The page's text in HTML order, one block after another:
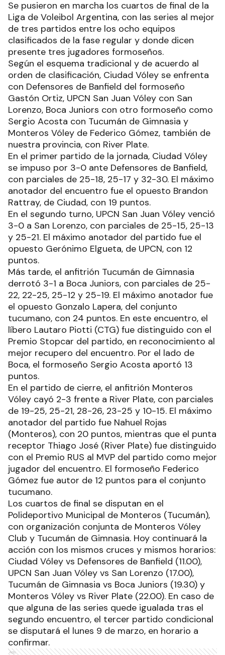
Se pusieron en marcha los cuartos de final de la
Liga de Voleibol Argentina, con las series al mejor
de tres partidos entre los ocho equipos
clasificados de la fase regular y donde dicen
presente tres jugadores formoseños.
Según el esquema tradicional y de acuerdo al
orden de clasificación, Ciudad Vóley se enfrenta
con Defensores de Banfield del formoseño
Gastón Ortiz, UPCN San Juan Vóley con San
Lorenzo, Boca Juniors con otro formoseño como
Sergio Acosta con Tucumán de Gimnasia y
Monteros Vóley de Federico Gómez, también de
nuestra provincia, con River Plate.
En el primer partido de la jornada, Ciudad Vóley
se impuso por 3-0 ante Defensores de Banfield,
con parciales de 25-18, 25-17 y 32-30. El máximo
anotador del encuentro fue el opuesto Brandon
Rattray, de Ciudad, con 19 puntos.
En el segundo turno, UPCN San Juan Vóley venció
3-0 a San Lorenzo, con parciales de 25-15, 25-13
y 25-21. El máximo anotador del partido fue el
opuesto Gerónimo Elgueta, de UPCN, con 12
puntos.
Más tarde, el anfitrión Tucumán de Gimnasia
derrotó 3-1 a Boca Juniors, con parciales de 25-
22, 22-25, 25-12 y 25-19. El máximo anotador fue
el opuesto Gonzalo Lapera, del conjunto
tucumano, con 24 puntos. En este encuentro, el
líbero Lautaro Piotti (CTG) fue distinguido con el
Premio Stopcar del partido, en reconocimiento al
mejor recupero del encuentro. Por el lado de
Boca, el formoseño Sergio Acosta aportó 13
puntos.
En el partido de cierre, el anfitrión Monteros
Vóley cayó 2-3 frente a River Plate, con parciales
de 19-25, 25-21, 28-26, 23-25 y 10-15. El máximo
anotador del partido fue Nahuel Rojas
(Monteros), con 20 puntos, mientras que el punta
receptor Thiago José (River Plate) fue distinguido
con el Premio RUS al MVP del partido como mejor
jugador del encuentro. El formoseño Federico
Gómez fue autor de 12 puntos para el conjunto
tucumano.
Los cuartos de final se disputan en el
Polideportivo Municipal de Monteros (Tucumán),
con organización conjunta de Monteros Vóley
Club y Tucumán de Gimnasia. Hoy continuará la
acción con los mismos cruces y mismos horarios:
Ciudad Vóley vs Defensores de Banfield (11.00),
UPCN San Juan Vóley vs San Lorenzo (17.00),
Tucumán de Gimnasia vs Boca Juniors (19.30) y
Monteros Vóley vs River Plate (22.00). En caso de
que alguna de las series quede igualada tras el
segundo encuentro, el tercer partido condicional
se disputará el lunes 9 de marzo, en horario a
confirmar.
Ads